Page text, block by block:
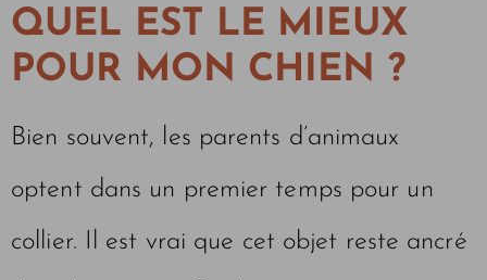
QUEL EST LE MIEUX
POUR MON CHIEN ?
Bien souvent, les parents d’animaux
optent dans un premier temps pour un
collier. Il est vrai que cet objet reste ancré